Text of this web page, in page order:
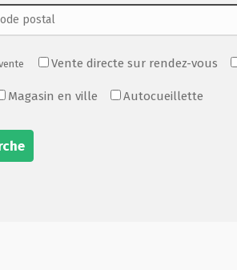
Vente directe sur rendez-vous
Magasin en ville Autocueillette